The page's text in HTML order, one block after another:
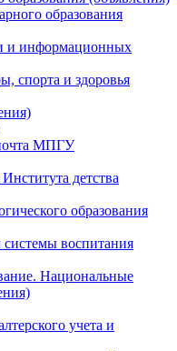
образования
и информационных
спорта и здоровья
МПГУ
детства
образования
воспитания
Национальные
учета и